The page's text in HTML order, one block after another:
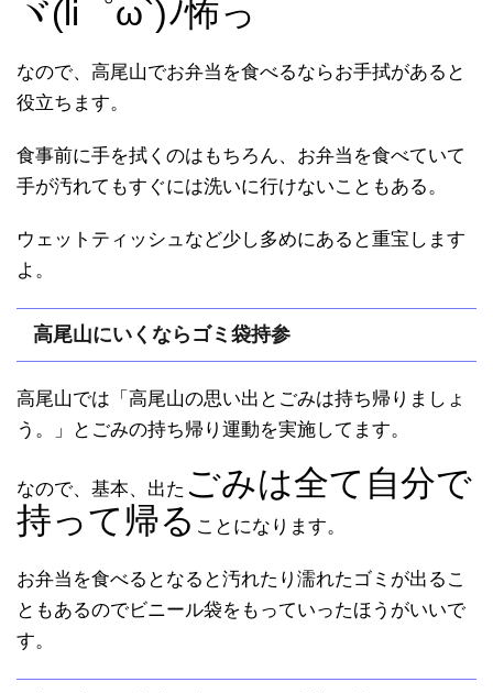
ヾ(li゜ω`)ﾉ怖っ
なので、高尾山でお弁当を食べるならお手拭があると
役立ちます。
食事前に手を拭くのはもちろん、お弁当を食べていて
手が汚れてもすぐには洗いに行けないこともある。
ウェットティッシュなど少し多めにあると重宝します
よ。
高尾山にいくならゴミ袋持参
高尾山では「高尾山の思い出とごみは持ち帰りましょ
う。」とごみの持ち帰り運動を実施してます。
なので、基本、出た ごみは全て自分で
持って帰る ことになります。
お弁当を食べるとなると汚れたり濡れたゴミが出るこ
ともあるのでビニール袋をもっていったほうがいいで
す。